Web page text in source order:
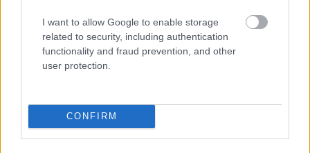
I want to allow Google to enable storage
related to security, including authentication
functionality and fraud prevention, and other
user protection.
CONFIRM